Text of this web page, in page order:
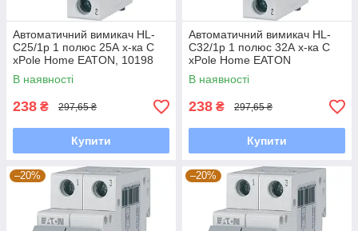
Автоматичний вимикач HL-
C25/1р 1 полюс 25А х-ка С
xPole Home EATON, 10198
В наявності
238 ₴ 297,65 ₴
Купити
Автоматичний вимикач HL-
С32/1р 1 полюс 32А х-ка С
xPole Home EATON
В наявності
238 ₴ 297,65 ₴
Купити
–20% –20%